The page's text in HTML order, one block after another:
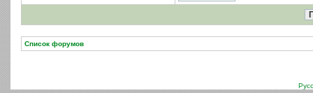
Список форумов